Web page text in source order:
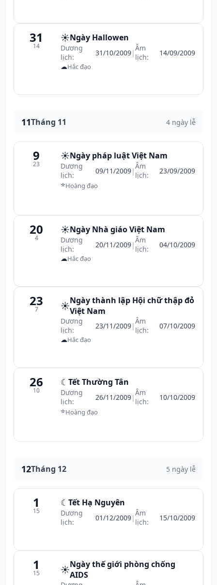
31
14
☀️Ngày Hallowen
Dương
lịch:
31/10/2009|Âm
lịch:
14/09/2009
☁Hắc đạo
11Tháng 11 4 ngày lễ
9
23
☀️Ngày pháp luật Việt Nam
Dương
lịch:
09/11/2009|Âm
lịch:
23/09/2009
⭐Hoàng đạo
20
4
☀️Ngày Nhà giáo Việt Nam
Dương
lịch:
20/11/2009|Âm
lịch:
04/10/2009
☁Hắc đạo
23
7 ☀️Ngày thành lập Hội chữ thập đỏ
Việt Nam
Dương
lịch:
23/11/2009|Âm
lịch:
07/10/2009
☁Hắc đạo
26
10
☾ Tết Thường Tân
Dương
lịch:
26/11/2009|Âm
lịch:
10/10/2009
⭐Hoàng đạo
12Tháng 12 5 ngày lễ
1
15
☾ Tết Hạ Nguyên
Dương
lịch:
01/12/2009|Âm
lịch:
15/10/2009
1
15 ☀️Ngày thế giới phòng chống
AIDS